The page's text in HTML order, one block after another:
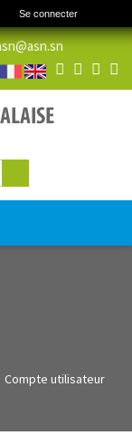
Se connecter
Compte utilisateur